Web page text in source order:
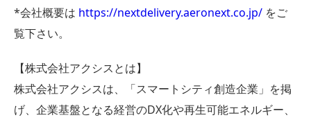
*会社概要は https://nextdelivery.aeronext.co.jp/ をご
覧下さい。
【株式会社アクシスとは】
株式会社アクシスは、「スマートシティ創造企業」を掲
げ、企業基盤となる経営のDX化や再生可能エネルギー、